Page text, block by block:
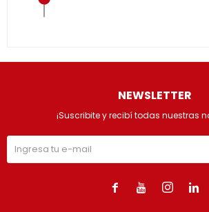
NEWSLETTER
¡Suscribite y recibí todas nuestras
   